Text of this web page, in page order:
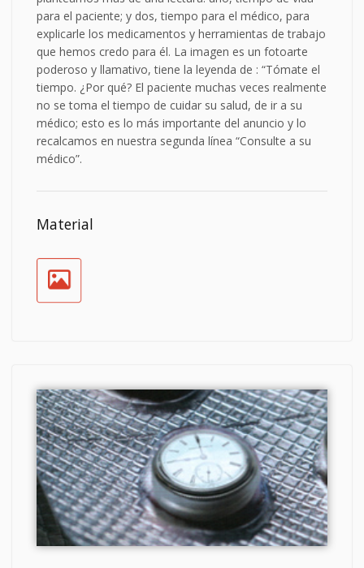
para el paciente; y dos, tiempo para el médico, para
explicarle los medicamentos y herramientas de trabajo
que hemos credo para él. La imagen es un fotoarte
poderoso y llamativo, tiene la leyenda de : “Tómate el
tiempo. ¿Por qué? El paciente muchas veces realmente
no se toma el tiempo de cuidar su salud, de ir a su
médico; esto es lo más importante del anuncio y lo
recalcamos en nuestra segunda línea “Consulte a su
médico”.
Material